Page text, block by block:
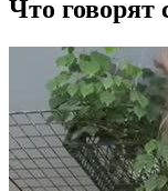
Что говорят